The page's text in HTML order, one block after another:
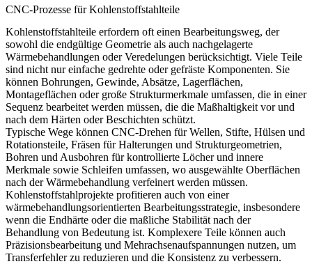
CNC-Prozesse für Kohlenstoffstahlteile
Kohlenstoffstahlteile erfordern oft einen Bearbeitungsweg, der
sowohl die endgültige Geometrie als auch nachgelagerte
Wärmebehandlungen oder Veredelungen berücksichtigt. Viele Teile
sind nicht nur einfache gedrehte oder gefräste Komponenten. Sie
können Bohrungen, Gewinde, Absätze, Lagerflächen,
Montageflächen oder große Strukturmerkmale umfassen, die in einer
Sequenz bearbeitet werden müssen, die die Maßhaltigkeit vor und
nach dem Härten oder Beschichten schützt.
Typische Wege können CNC-Drehen für Wellen, Stifte, Hülsen und
Rotationsteile, Fräsen für Halterungen und Strukturgeometrien,
Bohren und Ausbohren für kontrollierte Löcher und innere
Merkmale sowie Schleifen umfassen, wo ausgewählte Oberflächen
nach der Wärmebehandlung verfeinert werden müssen.
Kohlenstoffstahlprojekte profitieren auch von einer
wärmebehandlungsorientierten Bearbeitungsstrategie, insbesondere
wenn die Endhärte oder die maßliche Stabilität nach der
Behandlung von Bedeutung ist. Komplexere Teile können auch
Präzisionsbearbeitung und Mehrachsenaufspannungen nutzen, um
Transferfehler zu reduzieren und die Konsistenz zu verbessern.